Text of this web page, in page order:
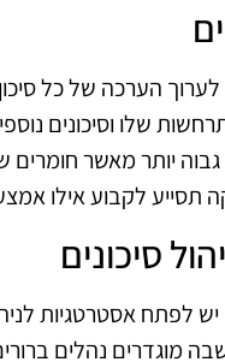
לערוך הערכה של כל
שלו וסיכונים
גבוה יותר מאשר
לקבוע אילו
סיכונים
לפתח אסטרטגיות
מוגדרים נהלים